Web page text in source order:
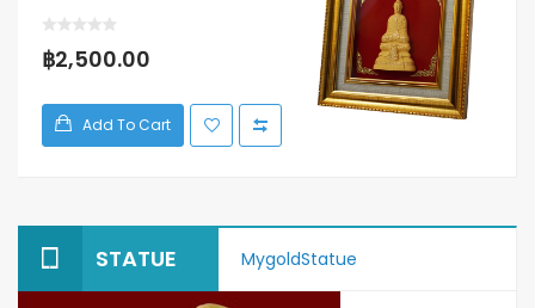
฿2,500.00
Add To Cart
STATUE MygoldStatue